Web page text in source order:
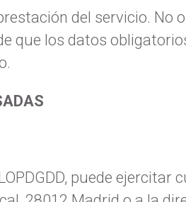
del servicio. No
los datos
puede ejercitar